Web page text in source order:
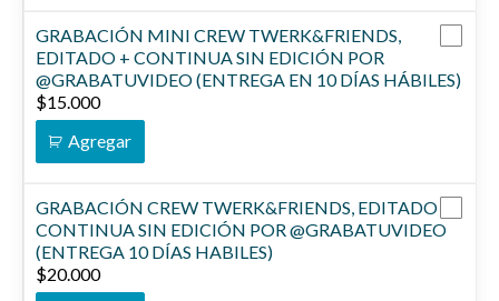
GRABACIÓN MINI CREW TWERK&FRIENDS,
EDITADO + CONTINUA SIN EDICIÓN POR
@GRABATUVIDEO (ENTREGA EN 10 DÍAS HÁBILES)
$15.000
Agregar
GRABACIÓN CREW TWERK&FRIENDS, EDITADO +
CONTINUA SIN EDICIÓN POR @GRABATUVIDEO
(ENTREGA 10 DÍAS HABILES)
$20.000